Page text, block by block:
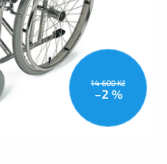
14 600 Kč
–2 %